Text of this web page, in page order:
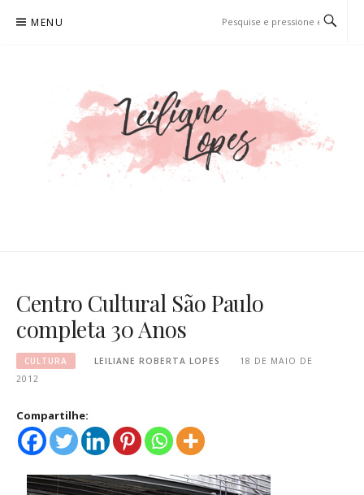
para
MENU
Centro Cultural São Paulo
completa 30 Anos
CULTURA LEILIANE ROBERTA LOPES
18 DE MAIO DE
2012
Compartilhe: